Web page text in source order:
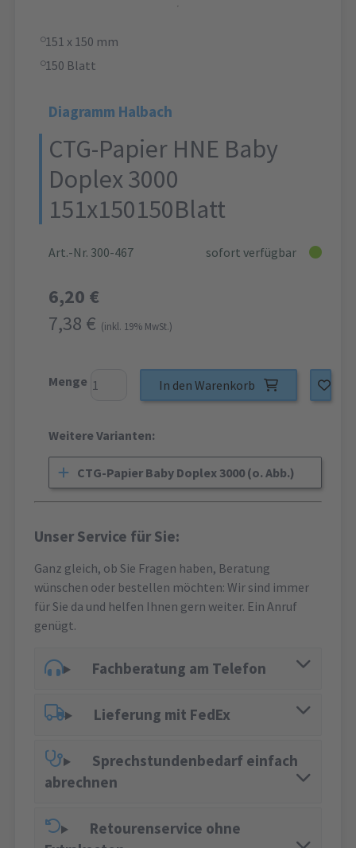
151 x 150 mm
150 Blatt
Diagramm Halbach
CTG-Papier HNE Baby
Doplex 3000
151x150150Blatt
Art.-Nr. 300-467 sofort verfügbar
6,20 €
7,38 € (inkl. 19% MwSt.)
Menge In den Warenkorb
Weitere Varianten:
CTG-Papier Baby Doplex 3000 (o. Abb.)
Unser Service für Sie:
Ganz gleich, ob Sie Fragen haben, Beratung
wünschen oder bestellen möchten: Wir sind immer
für Sie da und helfen Ihnen gern weiter. Ein Anruf
genügt.
Fachberatung am Telefon
Lieferung mit FedEx
Sprechstundenbedarf einfach
abrechnen
Retourenservice ohne